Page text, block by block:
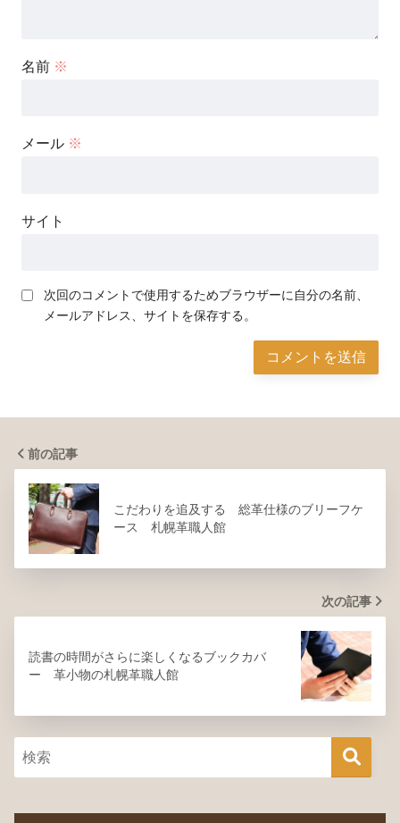
名前 ※
メール ※
サイト
次回のコメントで使用するためブラウザーに自分の名前、
メールアドレス、サイトを保存する。
前の記事
こだわりを追及する 総革仕様のブリーフケ
ース 札幌革職人館
次の記事
読書の時間がさらに楽しくなるブックカバ
ー 革小物の札幌革職人館